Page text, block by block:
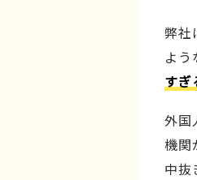
弊社
よ
すぎ
外国
機関
中抜